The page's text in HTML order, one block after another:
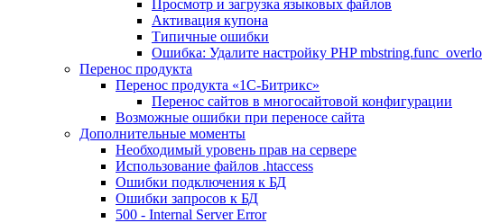
Просмотр и загрузка языковых файлов
Активация купона
Типичные ошибки
Ошибка: Удалите настройку PHP
Перенос продукта
Перенос продукта «1C-Битрикс»
Перенос сайтов в многосайтовой конфигурации
Возможные ошибки при переносе сайта
Дополнительные моменты
Необходимый уровень прав на сервере
Использование файлов .htaccess
Ошибки подключения к БД
Ошибки запросов к БД
500 - Internal Server Error